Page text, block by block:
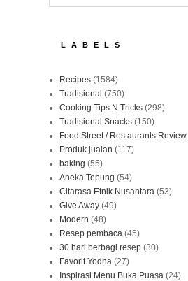
LABELS
Recipes (1584)
Tradisional (750)
Cooking Tips N Tricks (298)
Tradisional Snacks (150)
Food Street / Restaurants Review
Produk jualan (117)
baking (55)
Aneka Tepung (54)
Citarasa Etnik Nusantara (53)
Give Away (49)
Modern (48)
Resep pembaca (45)
30 hari berbagi resep (30)
Favorit Yodha (27)
Inspirasi Menu Buka Puasa (24)